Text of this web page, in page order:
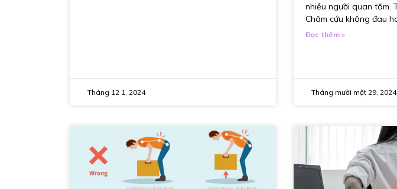
Tháng 12 1, 2024
nhiều người quan tâm.
Châm cứu không đau
Đọc thêm »
Tháng mười một 29, 2024